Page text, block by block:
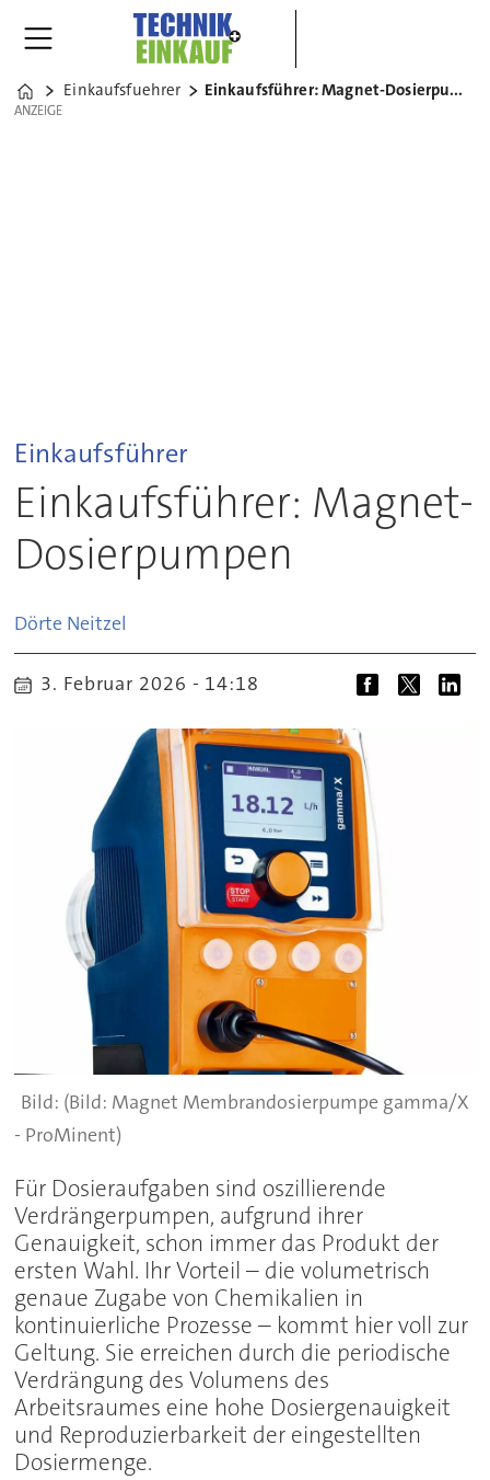
Home
Einkaufsfuehrer Einkaufsführer: Magnet-Dosierpumpen
ANZEIGE
ANZEIGE
Einkaufsführer
Einkaufsführer: Magnet-
Dosierpumpen
Dörte Neitzel
3. Februar 2026 - 14:18
(Bild: Magnet Membrandosierpumpe gamma/X
- ProMinent)
Für Dosieraufgaben sind oszillierende
Verdrängerpumpen, aufgrund ihrer
Genauigkeit, schon immer das Produkt der
ersten Wahl. Ihr Vorteil – die volumetrisch
genaue Zugabe von Chemikalien in
kontinuierliche Prozesse – kommt hier voll zur
Geltung. Sie erreichen durch die periodische
Verdrängung des Volumens des
Arbeitsraumes eine hohe Dosiergenauigkeit
und Reproduzierbarkeit der eingestellten
Dosiermenge.